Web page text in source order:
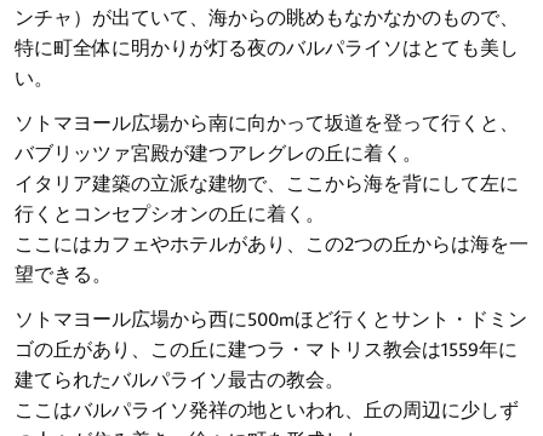
ンチャ）が出ていて、海からの眺めもなかなかのもので、
特に町全体に明かりが灯る夜のバルパライソはとても美し
い。
ソトマヨール広場から南に向かって坂道を登って行くと、
バブリッツァ宮殿が建つアレグレの丘に着く。
イタリア建築の立派な建物で、ここから海を背にして左に
行くとコンセプシオンの丘に着く。
ここにはカフェやホテルがあり、この2つの丘からは海を一
望できる。
ソトマヨール広場から西に500mほど行くとサント・ドミン
ゴの丘があり、この丘に建つラ・マトリス教会は1559年に
建てられたバルパライソ最古の教会。
ここはバルパライソ発祥の地といわれ、丘の周辺に少しず